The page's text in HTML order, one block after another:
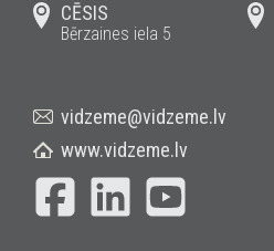
CĒSIS
Bērzaines iela 5
vidzeme@vidzeme.lv
www.vidzeme.lv